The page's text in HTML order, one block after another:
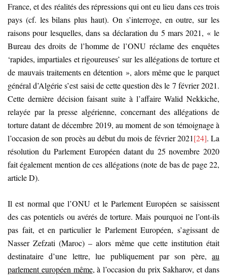
France, et des réalités des répressions qui ont eu lieu dans ces trois
pays (cf. les bilans plus haut). On s’interroge, en outre, sur les
raisons pour lesquelles, dans sa déclaration du 5 mars 2021, « le
Bureau des droits de l’homme de l’ONU réclame des enquêtes
‘rapides, impartiales et rigoureuses’ sur les allégations de torture et
de mauvais traitements en détention », alors même que le parquet
général d’Algérie s’est saisi de cette question dès le 7 février 2021.
Cette dernière décision faisant suite à l’affaire Walid Nekkiche,
relayée par la presse algérienne, concernant des allégations de
torture datant de décembre 2019, au moment de son témoignage à
l’occasion de son procès au début du mois de février 2021[24]. La
résolution du Parlement Européen datant du 25 novembre 2020
fait également mention de ces allégations (note de bas de page 22,
article D).
Il est normal que l’ONU et le Parlement Européen se saisissent
des cas potentiels ou avérés de torture. Mais pourquoi ne l’ont-ils
pas fait, et en particulier le Parlement Européen, s’agissant de
Nasser Zefzati (Maroc) – alors même que cette institution était
destinataire d’une lettre, lue publiquement par son père, au
parlement européen même, à l’occasion du prix Sakharov, et dans